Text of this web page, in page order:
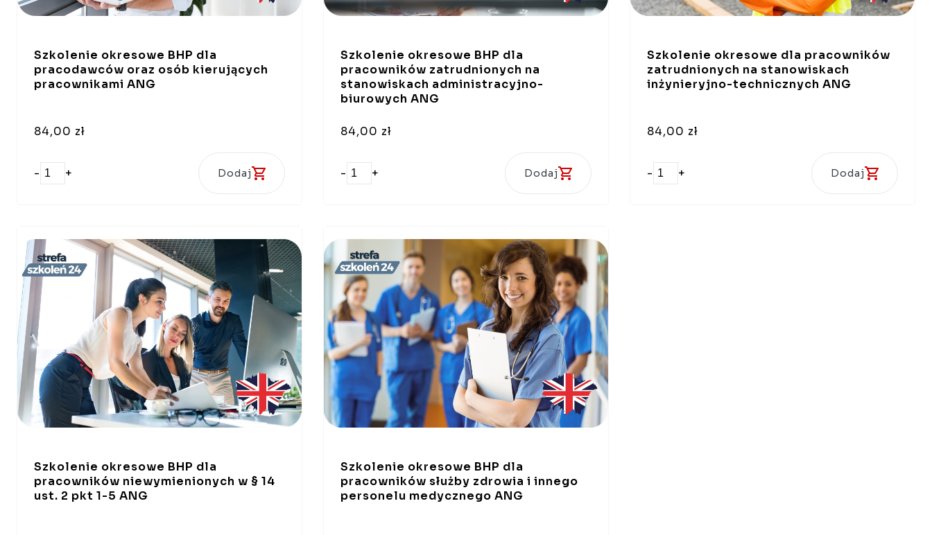
Szkolenie okresowe BHP dla
pracodawców oraz osób kierujących
pracownikami ANG
84,00 zł
- + Dodaj
Szkolenie okresowe BHP dla
pracowników zatrudnionych na
stanowiskach administracyjno-
biurowych ANG
84,00 zł
- + Dodaj
Szkolenie okresowe dla pracowników
zatrudnionych na stanowiskach
inżynieryjno-technicznych ANG
84,00 zł
- + Dodaj
Szkolenie okresowe BHP dla
pracowników niewymienionych w § 14
ust. 2 pkt 1-5 ANG
Szkolenie okresowe BHP dla
pracowników służby zdrowia i innego
personelu medycznego ANG